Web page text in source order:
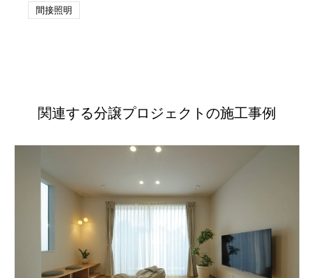
間接照明
関連する分譲プロジェクトの施工事例